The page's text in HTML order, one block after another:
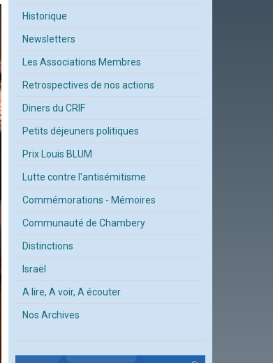
Historique
Newsletters
Les Associations Membres
Retrospectives de nos actions
Diners du CRIF
Petits déjeuners politiques
Prix Louis BLUM
Lutte contre l'antisémitisme
Commémorations - Mémoires
Communauté de Chambery
Distinctions
Israël
A lire, A voir, A écouter
Nos Archives